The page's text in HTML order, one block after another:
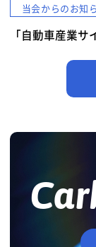
当会からのお知
「自動車産業